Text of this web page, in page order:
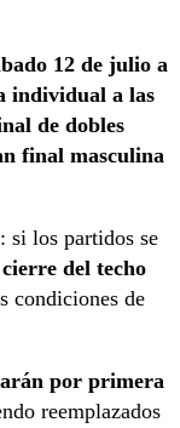
12 de julio a
individual a las
de dobles
final masculina
si los partidos se
del techo
condiciones de
por primera
reemplazados